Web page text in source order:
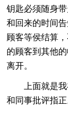
钥匙必须随身
和回来的时间
顾客等侯结算
的顾客到其他
离开。
上面就是我
和同事批评指正